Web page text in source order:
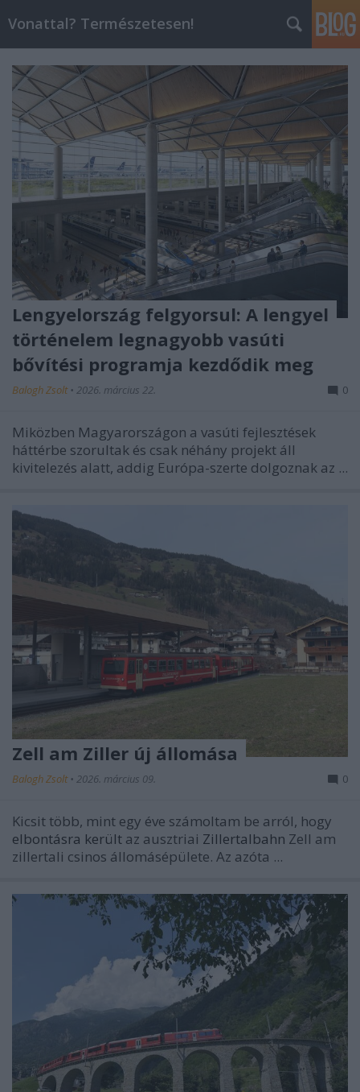
Vonattal? Természetesen!
Lengyelország felgyorsul: A lengyel
történelem legnagyobb vasúti
bővítési programja kezdődik meg
Balogh Zsolt • 2026. március 22. 0
Miközben Magyarországon a vasúti fejlesztések
háttérbe szorultak és csak néhány projekt áll
kivitelezés alatt, addig Európa-szerte dolgoznak az ...
Zell am Ziller új állomása
Balogh Zsolt • 2026. március 09. 0
Kicsit több, mint egy éve számoltam be arról, hogy
elbontásra került az ausztriai Zillertalbahn Zell am
zillertali csinos állomásépülete. Az azóta ...